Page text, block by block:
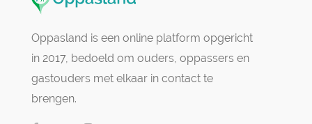
Oppasland is een online platform opgericht
in 2017, bedoeld om ouders, oppassers en
gastouders met elkaar in contact te
brengen.